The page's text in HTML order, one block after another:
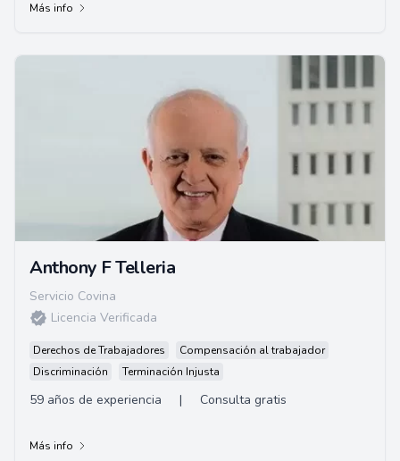
Más info
Anthony F Telleria
Servicio Covina
Licencia Verificada
Derechos de Trabajadores
Compensación al trabajador
Discriminación
Terminación Injusta
59 años de experiencia | Consulta gratis
Más info